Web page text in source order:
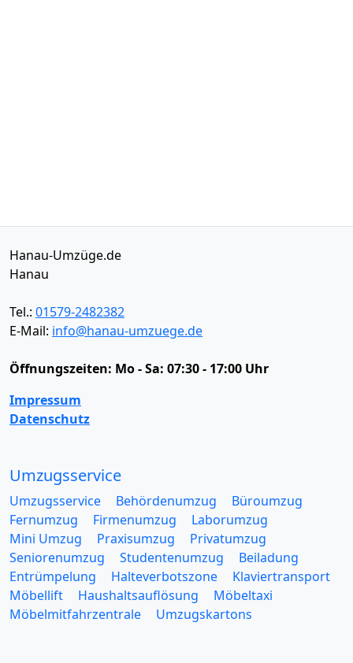
Hanau-Umzüge.de
Hanau
Tel.: 01579-2482382
E-Mail: info@hanau-umzuege.de
Öffnungszeiten: Mo - Sa: 07:30 - 17:00 Uhr
Impressum
Datenschutz
Umzugsservice
Umzugsservice Behördenumzug
Büroumzug
Fernumzug
Firmenumzug
Laborumzug
Mini Umzug
Praxisumzug
Privatumzug
Seniorenumzug
Studentenumzug
Beiladung
Entrümpelung
Halteverbotszone
Klaviertransport
Möbellift
Haushaltsauflösung
Möbeltaxi
Möbelmitfahrzentrale
Umzugskartons